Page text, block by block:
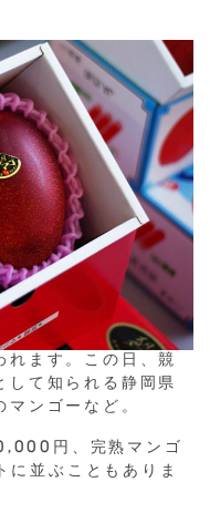
れます。この日、競
して知られる静岡県
ンゴーなど。
円、完熟マンゴ
並ぶこともありま